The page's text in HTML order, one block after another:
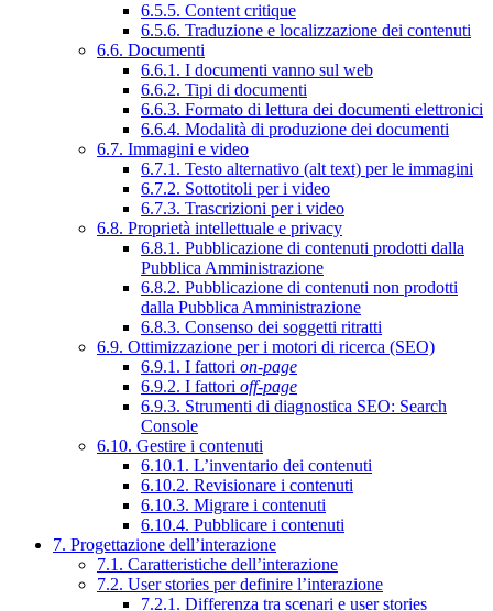
6.5.5. Content critique
6.5.6. Traduzione e localizzazione dei contenuti
6.6. Documenti
6.6.1. I documenti vanno sul web
6.6.2. Tipi di documenti
6.6.3. Formato di lettura dei documenti elettronici
6.6.4. Modalità di produzione dei documenti
6.7. Immagini e video
6.7.1. Testo alternativo (alt text) per le immagini
6.7.2. Sottotitoli per i video
6.7.3. Trascrizioni per i video
6.8. Proprietà intellettuale e privacy
6.8.1. Pubblicazione di contenuti prodotti dalla
Pubblica Amministrazione
6.8.2. Pubblicazione di contenuti non prodotti
dalla Pubblica Amministrazione
6.8.3. Consenso dei soggetti ritratti
6.9. Ottimizzazione per i motori di ricerca (SEO)
6.9.1. I fattori on-page
6.9.2. I fattori off-page
6.9.3. Strumenti di diagnostica SEO: Search
Console
6.10. Gestire i contenuti
6.10.1. L’inventario dei contenuti
6.10.2. Revisionare i contenuti
6.10.3. Migrare i contenuti
6.10.4. Pubblicare i contenuti
7. Progettazione dell’interazione
7.1. Caratteristiche dell’interazione
7.2. User stories per definire l’interazione
7.2.1. Differenza tra scenari e user stories